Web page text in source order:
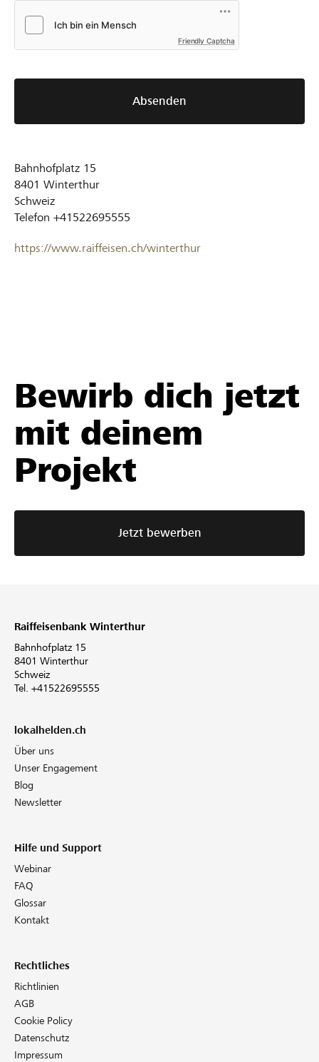
Friendly Captcha
Absenden
Bahnhofplatz 15
8401 Winterthur
Schweiz
Telefon +41522695555
https://www.raiffeisen.ch/winterthur
Bewirb dich jetzt
mit deinem
Projekt
Jetzt bewerben
Raiffeisenbank Winterthur
Bahnhofplatz 15
8401 Winterthur
Schweiz
Tel. +41522695555
lokalhelden.ch
Über uns
Unser Engagement
Blog
Newsletter
Hilfe und Support
Webinar
FAQ
Glossar
Kontakt
Rechtliches
Richtlinien
AGB
Cookie Policy
Datenschutz
Impressum